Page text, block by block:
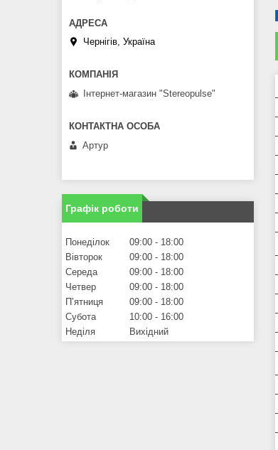
Чернігів, Україна
Інтернет-магазин "Stereopulse"
Артур
Графік роботи
Понеділок 09:00
18:00
Вівторок
09:00
18:00
Середа
09:00
18:00
Четвер
09:00
18:00
Пʼятниця
09:00
18:00
Субота
10:00
16:00
Неділя
Вихідний